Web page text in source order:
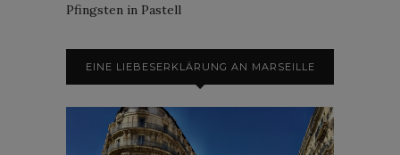
Pfingsten in Pastell
EINE LIEBESERKLÄRUNG AN MARSEILLE